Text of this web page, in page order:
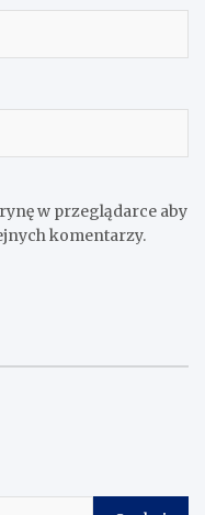
w przeglądarce aby
komentarzy.